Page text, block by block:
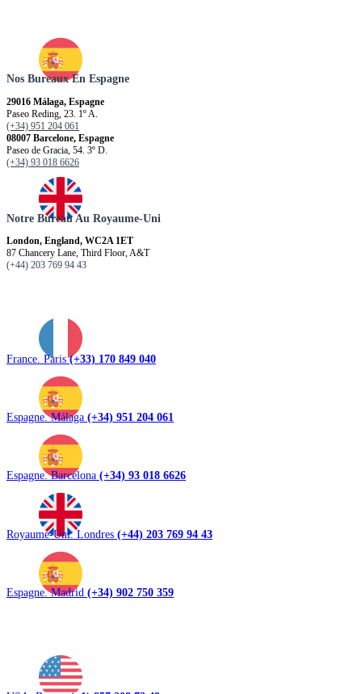
Nos Bureaux En Espagne
29016 Málaga, Espagne
Paseo Reding, 23. 1º A.
(+34) 951 204 061
08007 Barcelone, Espagne
Paseo de Gracia, 54. 3º D.
(+34) 93 018 6626
Notre Bureau Au Royaume-Uni
London, England, WC2A 1ET
87 Chancery Lane, Third Floor, A&T
(+44) 203 769 94 43
France. Paris(+33) 170 849 040
Espagne. Málaga (+34) 951 204 061
Espagne. Barcelona (+34) 93 018 6626
Royaume-Uni. Londres (+44) 203 769 94 43
Espagne. Madrid (+34) 902 750 359